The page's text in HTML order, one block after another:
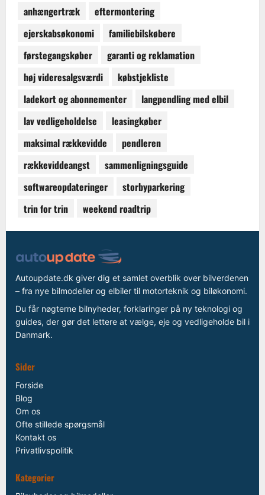
anhængertræk
eftermontering
ejerskabsøkonomi
familiebilskøbere
førstegangskøber
garanti og reklamation
høj videresalgsværdi
købstjekliste
ladekort og abonnementer
langpendling med elbil
lav vedligeholdelse
leasingkøber
maksimal rækkevidde
pendleren
rækkeviddeangst
sammenligningsguide
softwareopdateringer
storbyparkering
trin for trin
weekend roadtrip
Autoupdate.dk giver dig et samlet overblik over bilverdenen
– fra nye bilmodeller og elbiler til motorteknik og biløkonomi.
Du får nøgterne bilnyheder, forklaringer på ny teknologi og
guides, der gør det lettere at vælge, eje og vedligeholde bil i
Danmark.
Sider
Forside
Blog
Om os
Ofte stillede spørgsmål
Kontakt os
Privatlivspolitik
Kategorier